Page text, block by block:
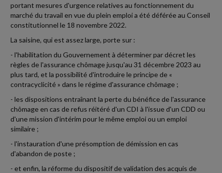
portant mesures d'urgence relatives au fonctionnement du
marché du travail en vue du plein emploi a été déférée au Conseil
constitutionnel le 18 novembre 2022.
La saisine, qui est assez large, porte sur :
- l'habilitation du Gouvernement à déterminer par décret les
règles de l'assurance chômage jusqu'au 31 décembre 2023 au
plus tard, et la possibilité d'introduire le principe de «
contracyclicité » dans le régime d'assurance chômage ;
- les dispositions entraînant la perte du bénéfice de l'assurance
chômage en cas de refus réitéré d'un CDI à l'issue d'un CDD ou
d'une mission d'intérim pour le même emploi ou un emploi
similaire ;
- l'instauration d'une présomption de démission en cas
d'abandon de poste ;
- et enfin, la réforme du dispositif de validation des acquis de